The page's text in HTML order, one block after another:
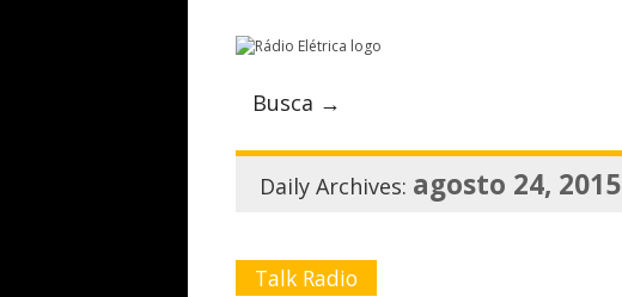
Busca →
Daily Archives: agosto 24, 2015
Talk Radio